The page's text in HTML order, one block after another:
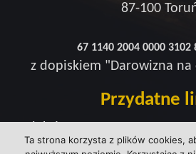
Ta strona korzysta z plików cookies,
87-100
67 1140 2004 0000 3102
z dopiskiem "Darowizna
Przydatne
Strefa wsparcia